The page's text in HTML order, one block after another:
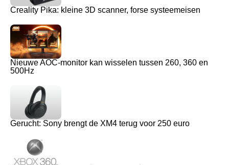
Creality Pika: kleine 3D scanner, forse systeemeisen
Nieuwe AOC-monitor kan wisselen tussen 260, 360 en
500Hz
Gerucht: Sony brengt de XM4 terug voor 250 euro